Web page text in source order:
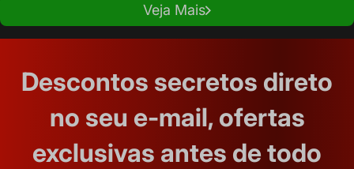
Veja Mais
Descontos secretos direto
no seu e-mail, ofertas
exclusivas antes de todo